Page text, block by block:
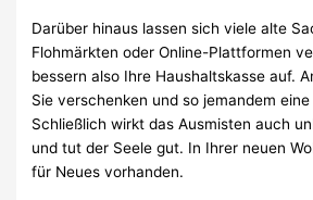
Darüber hinaus lassen sich viele alte
Flohmärkten oder Online-Plattformen
bessern also Ihre Haushaltskasse auf.
Sie verschenken und so jemandem
Schließlich wirkt das Ausmisten auch
und tut der Seele gut. In Ihrer neuen
für Neues vorhanden.